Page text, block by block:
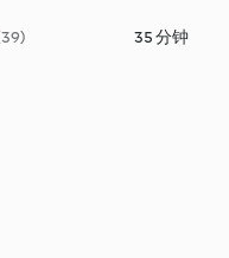
35 分钟